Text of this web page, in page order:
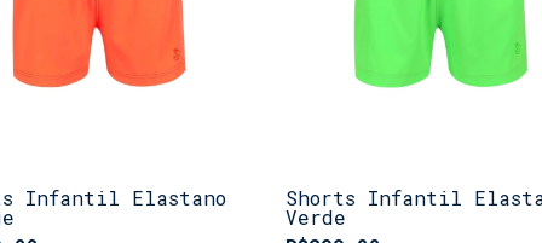
Infantil Elastano Shorts Infantil
Verde